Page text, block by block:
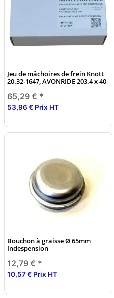
Jeu de mâchoires de frein Knott
20.32-1647, AVONRIDE 203.4 x 40
65,29 € *
53,96 € Prix HT
Bouchon à graisse Ø 65mm
Indespension
12,79 € *
10,57 € Prix HT